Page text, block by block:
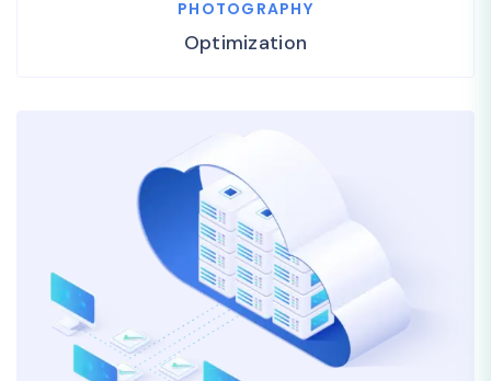
PHOTOGRAPHY
Optimization